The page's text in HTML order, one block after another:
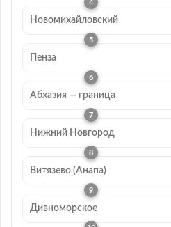
Новомихайловский
Пенза
Абхазия — граница
Нижний Новгород
Витязево (Анапа)
Дивноморское